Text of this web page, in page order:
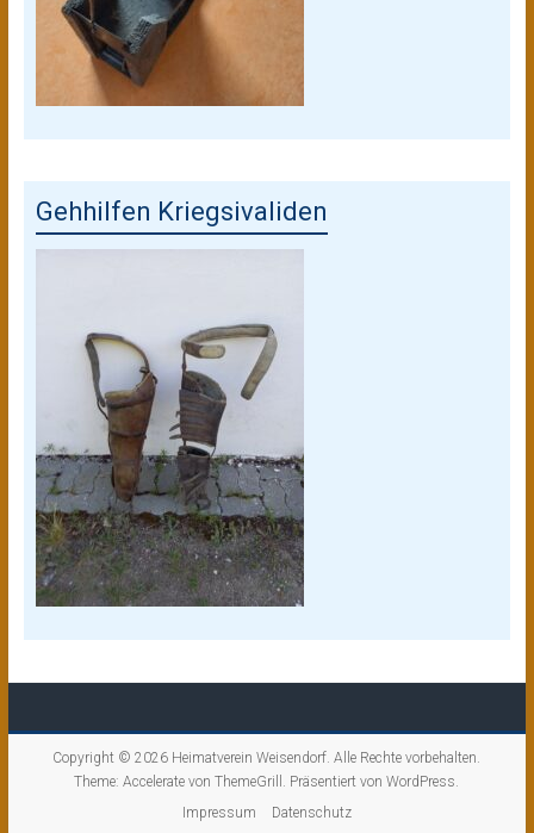
Gehhilfen Kriegsivaliden
Copyright © 2026 Heimatverein Weisendorf. Alle Rechte vorbehalten.
Theme:Accelerate von ThemeGrill. Präsentiert vonWordPress.
Impressum
Datenschutz